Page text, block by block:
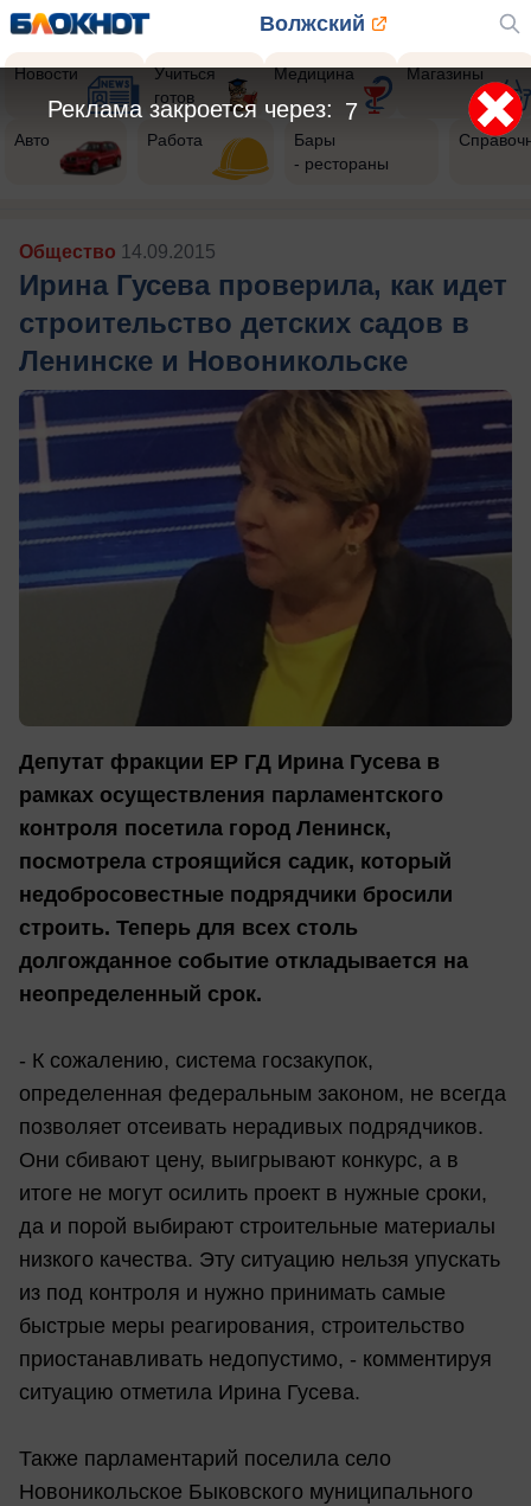
Волжский
Новости
Учиться
готов
Медицина Магазины
Авто Работа
Бары
- рестораны
Общество 14.09.2015
Ирина Гусева проверила, как идет
строительство детских садов в
Ленинске и Новоникольске
Депутат фракции ЕР ГД Ирина Гусева в
рамках осуществления парламентского
контроля посетила город Ленинск,
посмотрела строящийся садик, который
недобросовестные подрядчики бросили
строить. Теперь для всех столь
долгожданное событие откладывается на
неопределенный срок.
- К сожалению, система госзакупок,
определенная федеральным законом, не всегда
позволяет отсеивать нерадивых подрядчиков.
Они сбивают цену, выигрывают конкурс, а в
итоге не могут осилить проект в нужные сроки,
да и порой выбирают строительные материалы
низкого качества. Эту ситуацию нельзя упускать
из под контроля и нужно принимать самые
быстрые меры реагирования, строительство
приостанавливать недопустимо, - комментируя
ситуацию отметила Ирина Гусева.
Также парламентарий поселила село
Новоникольское Быковского муниципального
5
Реклама закроется через: